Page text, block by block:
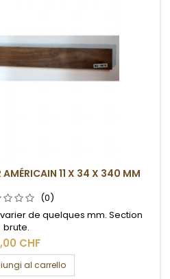
AMÉRICAIN 11 X 34 X 340 MM
(0)
de quelques mm. Section
brute.
CHF
al carrello